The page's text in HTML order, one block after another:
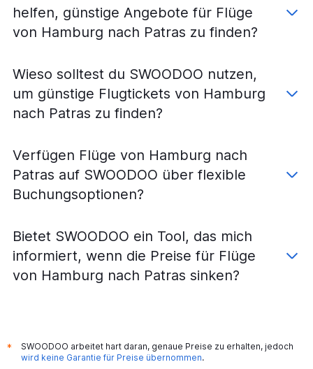
Flüge von Karlsruhe nach Zakynthos
Flüge von Berlin nach Patras
Flüge von Dresden nach Zakynthos
Flüge von Bremen nach Zakynthos
Flüge von Friedrichshafen nach Zakynthos
helfen, günstige Angebote für Flüge
von Hamburg nach Patras zu finden?
Wieso solltest du SWOODOO nutzen,
um günstige Flugtickets von Hamburg
nach Patras zu finden?
Verfügen Flüge von Hamburg nach
Patras auf SWOODOO über flexible
Buchungsoptionen?
Bietet SWOODOO ein Tool, das mich
informiert, wenn die Preise für Flüge
von Hamburg nach Patras sinken?
*
SWOODOO arbeitet hart daran, genaue Preise zu erhalten, jedoch
wird keine Garantie für Preise übernommen.